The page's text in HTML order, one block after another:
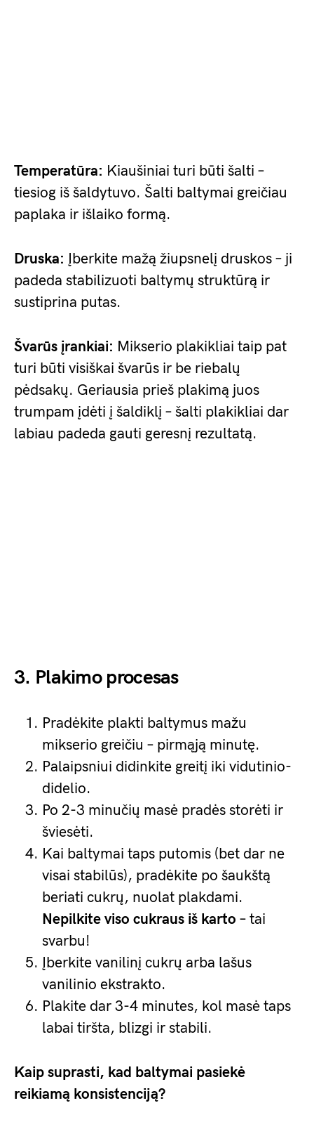
Temperatūra: Kiaušiniai turi būti šalti –
tiesiog iš šaldytuvo. Šalti baltymai greičiau
paplaka ir išlaiko formą.
Druska: Įberkite mažą žiupsnelį druskos – ji
padeda stabilizuoti baltymų struktūrą ir
sustiprina putas.
Švarūs įrankiai: Mikserio plakikliai taip pat
turi būti visiškai švarūs ir be riebalų
pėdsakų. Geriausia prieš plakimą juos
trumpam įdėti į šaldiklį – šalti plakikliai dar
labiau padeda gauti geresnį rezultatą.
3. Plakimo procesas
Pradėkite plakti baltymus mažu
mikserio greičiu – pirmąją minutę.
Palaipsniui didinkite greitį iki vidutinio-
didelio.
Po 2-3 minučių masė pradės storėti ir
šviesėti.
Kai baltymai taps putomis (bet dar ne
visai stabilūs), pradėkite po šaukštą
beriati cukrų, nuolat plakdami.
Nepilkite viso cukraus iš karto – tai
svarbu!
Įberkite vanilinį cukrų arba lašus
vanilinio ekstrakto.
Plakite dar 3-4 minutes, kol masė taps
labai tiršta, blizgi ir stabili.
Kaip suprasti, kad baltymai pasiekė
reikiamą konsistenciją?